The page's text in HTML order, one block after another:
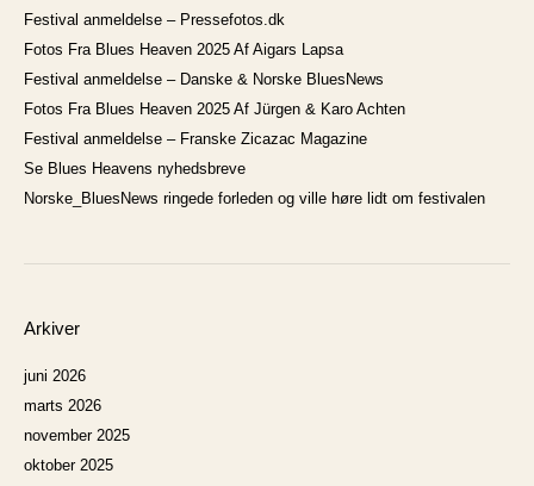
Festival anmeldelse – Pressefotos.dk
Fotos Fra Blues Heaven 2025 Af Aigars Lapsa
Festival anmeldelse – Danske & Norske BluesNews
Fotos Fra Blues Heaven 2025 Af Jürgen & Karo Achten
Festival anmeldelse – Franske Zicazac Magazine
Se Blues Heavens nyhedsbreve
Norske_BluesNews ringede forleden og ville høre lidt om festivalen
Arkiver
juni 2026
marts 2026
november 2025
oktober 2025